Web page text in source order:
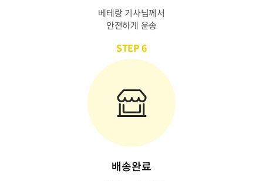
베테랑 기사님께서
안전하게 운송
STEP 6
배송완료